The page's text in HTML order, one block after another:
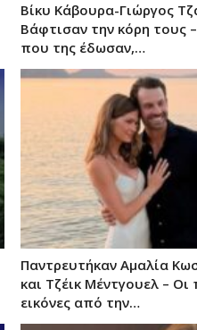
Βίκυ Κάβουρα-Γιώργος
Βάφτισαν την κόρη τους
που της έδωσαν,…
Παντρευτήκαν Αμαλία
και Τζέικ Μέντγουελ –
εικόνες από την…